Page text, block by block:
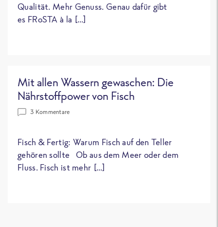
Qualität. Mehr Genuss. Genau dafür gibt
es FRoSTA à la […]
Mit allen Wassern gewaschen: Die
Nährstoffpower von Fisch
3 Kommentare
Fisch & Fertig: Warum Fisch auf den Teller
gehören sollte Ob aus dem Meer oder dem
Fluss. Fisch ist mehr […]